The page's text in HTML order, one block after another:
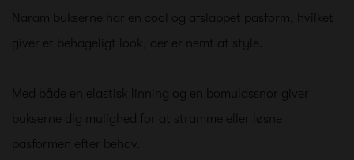
Naram bukserne har en cool og afslappet pasform, hvilket
giver et behageligt look, der er nemt at style.
Med både en elastisk linning og en bomuldssnor giver
bukserne dig mulighed for at stramme eller løsne
pasformen efter behov.